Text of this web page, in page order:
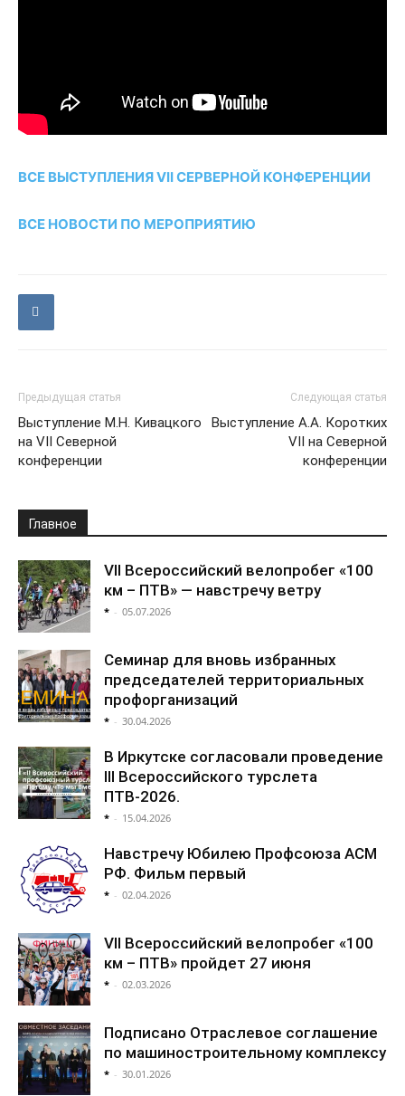
ВСЕ ВЫСТУПЛЕНИЯ VII СЕРВЕРНОЙ КОНФЕРЕНЦИИ
ВСЕ НОВОСТИ ПО МЕРОПРИЯТИЮ
Предыдущая статья
Выступление М.Н. Кивацкого
на VII Северной
конференции
Следующая статья
Выступление А.А. Коротких
VII на Северной
конференции
Главное
VII Всероссийский велопробег «100
км – ПТВ» — навстречу ветру
* - 05.07.2026
Семинар для вновь избранных
председателей территориальных
профорганизаций
* - 30.04.2026
В Иркутске согласовали проведение
III Всероссийского турслета
ПТВ-2026.
* - 15.04.2026
Навстречу Юбилею Профсоюза АСМ
РФ. Фильм первый
* - 02.04.2026
VII Всероссийский велопробег «100
км – ПТВ» пройдет 27 июня
* - 02.03.2026
Подписано Отраслевое соглашение
по машиностроительному комплексу
* - 30.01.2026